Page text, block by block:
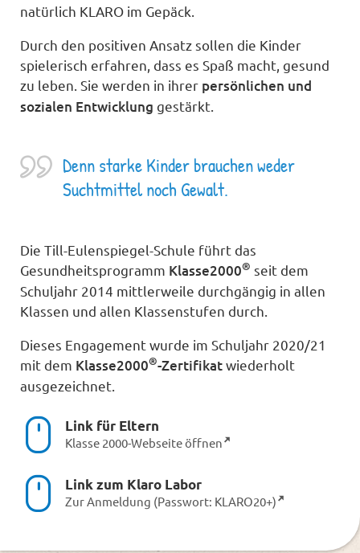
natürlich KLARO im Gepäck.
Durch den positiven Ansatz sollen die Kinder
spielerisch erfahren, dass es Spaß macht, gesund
zu leben. Sie werden in ihrer persönlichen und
sozialen Entwicklung gestärkt.
Denn starke Kinder brauchen weder
Suchtmittel noch Gewalt.
Die Till-Eulenspiegel-Schule führt das
Gesundheitsprogramm Klasse2000® seit dem
Schuljahr 2014 mittlerweile durchgängig in allen
Klassen und allen Klassenstufen durch.
Dieses Engagement wurde im Schuljahr 2020/21
mit dem Klasse2000®-Zertifikatwiederholt
ausgezeichnet.
Link für Eltern
Klasse 2000-Webseite öffnen
Link zum Klaro Labor
Zur Anmeldung (Passwort: KLARO20+)